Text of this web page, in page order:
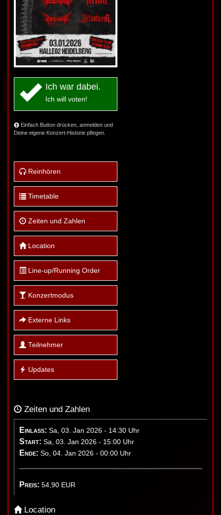
Ich war dabei.
Ich will voten!
Einfach Button drücken, anmelden und
Deine eigene Konzert-Historie pflegen.
Reinhören
Timetable
Zeiten und Zahlen
Location
Line-up/Running Order
Konzertmodus
Externe Links
Teilnehmer
Updates
Zeiten und Zahlen
Einlass: Sa, 03. Jan 2026 - 14:30 Uhr
Start: Sa, 03. Jan 2026 - 15:00 Uhr
Ende: So, 04. Jan 2026 - 00:00 Uhr
Preis: 54,90 EUR
Location